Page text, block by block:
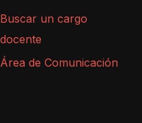
Buscar un cargo
docente
Área de Comunicación